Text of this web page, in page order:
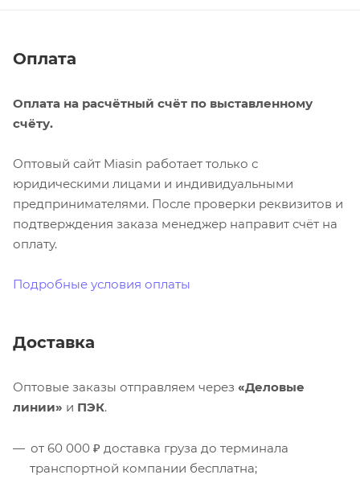
Оплата
Оплата на расчётный счёт по выставленному
счёту.
Оптовый сайт Miasin работает только с
юридическими лицами и индивидуальными
предпринимателями. После проверки реквизитов и
подтверждения заказа менеджер направит счёт на
оплату.
Подробные условия оплаты
Доставка
Оптовые заказы отправляем через «Деловые
линии» и ПЭК.
от 60 000 ₽ доставка груза до терминала
транспортной компании бесплатна;